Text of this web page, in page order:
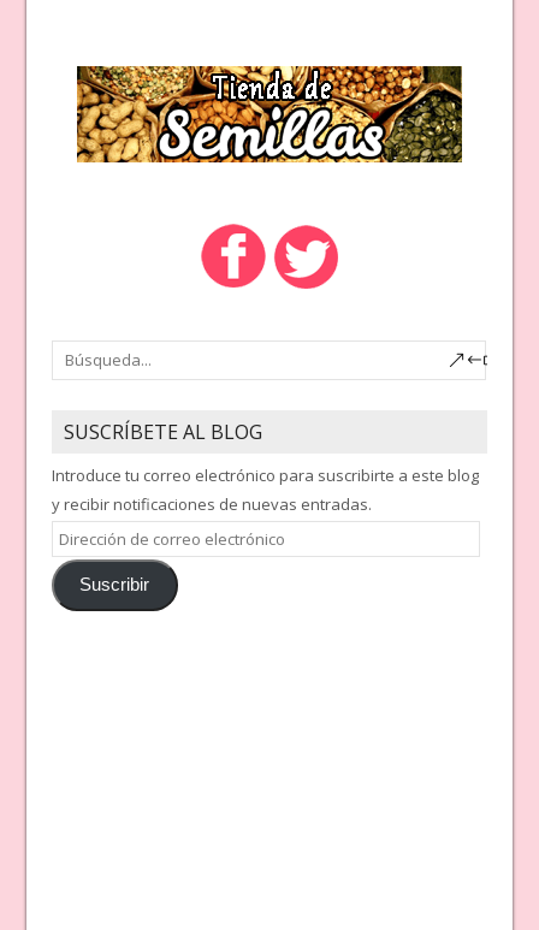
SUSCRÍBETE AL BLOG
Introduce tu correo electrónico para suscribirte a este blog
y recibir notificaciones de nuevas entradas.
Dirección
de
correoSuscribir